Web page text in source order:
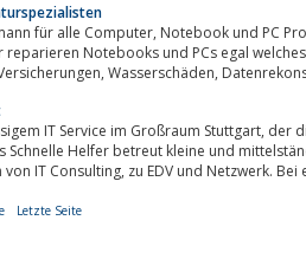
Notebooks und PCs egal
haben.Displaybruch, Grafikkarten, Gutachten für
Großraum Stuttgart, der die EDV und Netzwerk
Schnelle Helfer betreut kleine und
EDV Planung, Beratung und Service in allen Fragen von IT Consulting, zu EDV
Letzte Seite